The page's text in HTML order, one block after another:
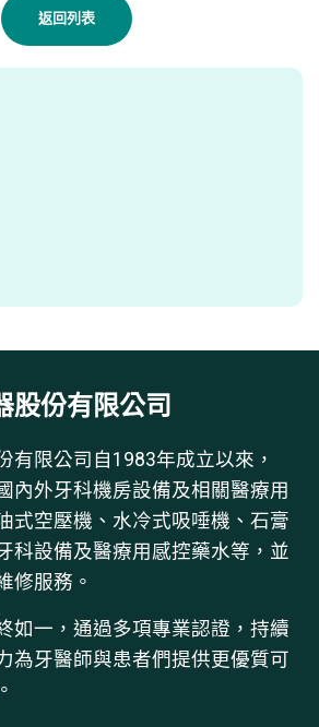
返回列表
股份有限公司
有限公司自1983年成立以來，
內外牙科機房設備及相關醫療用
式空壓機、水冷式吸唾機、石膏
科設備及醫療用感控藥水等，並
修服務。
如一，通過多項專業認證，持續
為牙醫師與患者們提供更優質可